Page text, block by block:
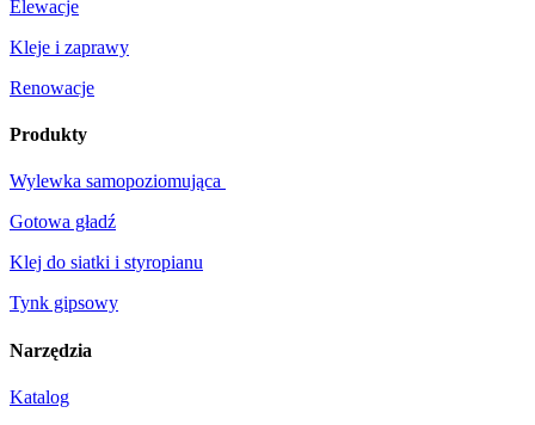
Elewacje
Kleje i zaprawy
Renowacje
Produkty
Wylewka samopoziomująca
Gotowa gładź
Klej do siatki i styropianu
Tynk gipsowy
Narzędzia
Katalog